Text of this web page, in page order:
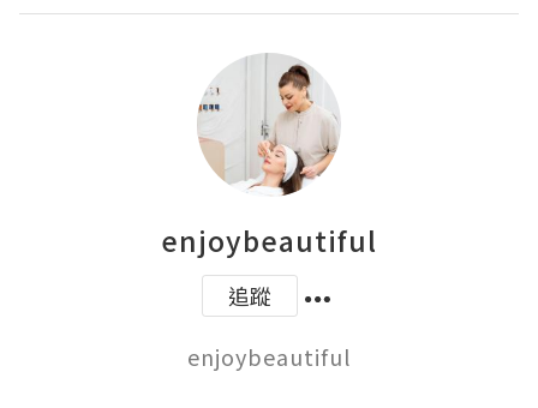
enjoybeautiful
追蹤
enjoybeautiful